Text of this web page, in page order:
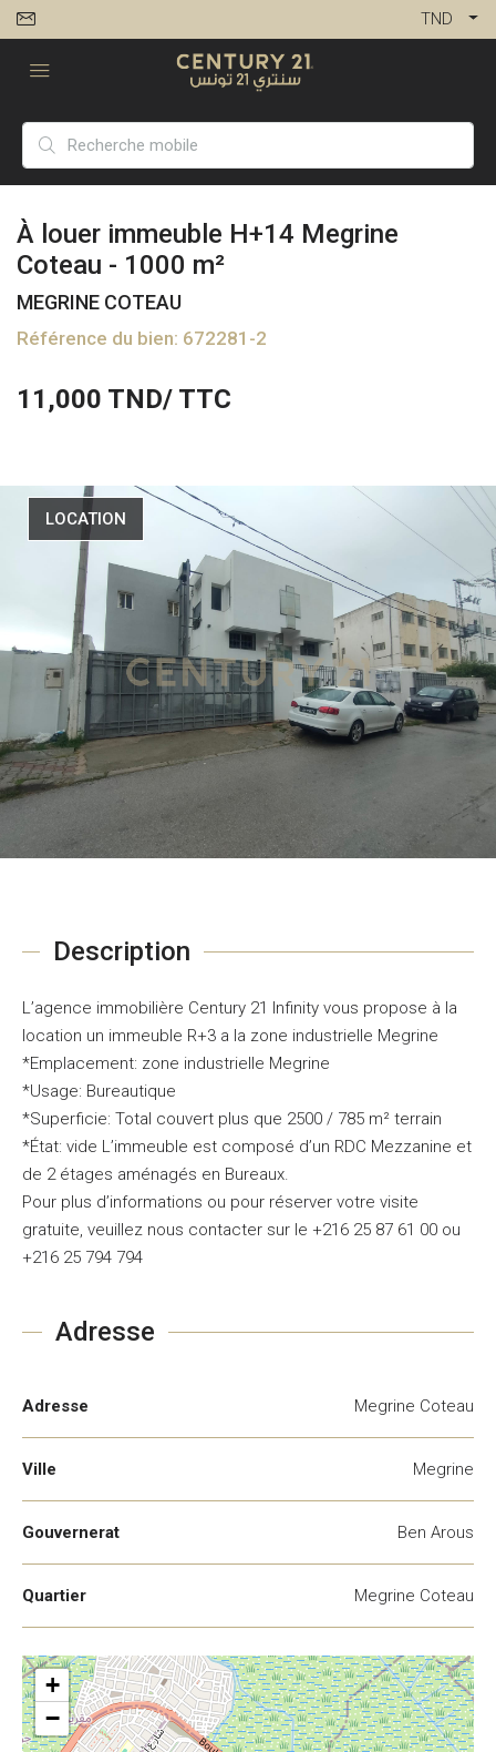
TND
À louer immeuble H+14 Megrine
Coteau - 1000 m²
MEGRINE COTEAU
Référence du bien: 672281-2
11,000 TND/ TTC
LOCATION
Description
L’agence immobilière Century 21 Infinity vous propose à la
location un immeuble R+3 a la zone industrielle Megrine
*Emplacement: zone industrielle Megrine
*Usage: Bureautique
*Superficie: Total couvert plus que 2500 / 785 m² terrain
*État: vide L’immeuble est composé d’un RDC Mezzanine et
de 2 étages aménagés en Bureaux.
Pour plus d’informations ou pour réserver votre visite
gratuite, veuillez nous contacter sur le +216 25 87 61 00 ou
+216 25 794 794
Adresse
Adresse Megrine Coteau
Ville Megrine
Gouvernerat Ben Arous
Quartier Megrine Coteau
+
−